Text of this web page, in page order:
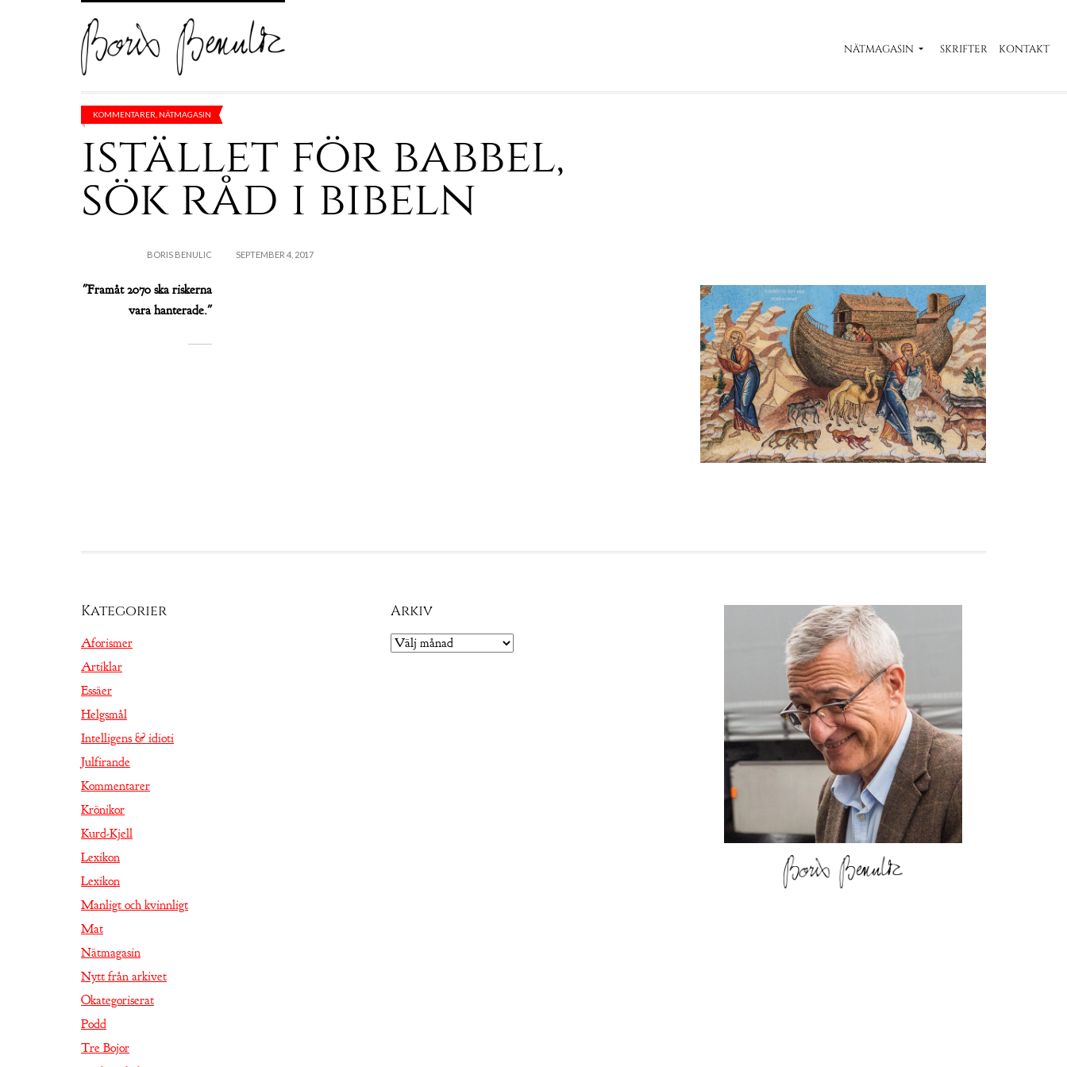
NÄTMAGASIN SKRIFTER KONTAKT
KOMMENTARER NÄTMAGASIN
istället för babbel,
sök råd i bibeln
BORIS BENULIC
"Framåt 2070 ska riskerna
vara hanterade."
SEPTEMBER 4, 2017
Kategorier
Aforismer
Artiklar
Essäer
Helgsmål
Intelligens & idioti
Julfirande
Kommentarer
Krönikor
Kurd-Kjell
Lexikon
Lexikon
Manligt och kvinnligt
Mat
Nätmagasin
Nytt från arkivet
Okategoriserat
Podd
Tre Bojor
Arkiv
Arkiv